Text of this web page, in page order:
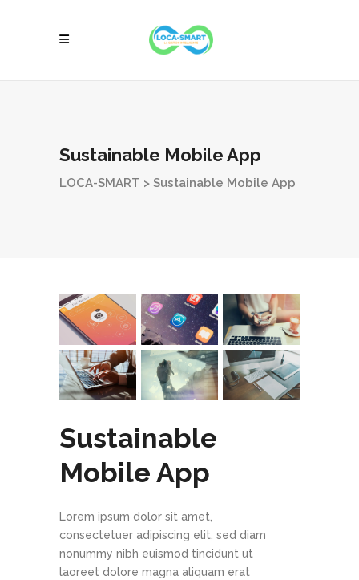
Sustainable Mobile App
LOCA-SMART > Sustainable Mobile App
Sustainable
Mobile App
Lorem ipsum dolor sit amet,
consectetuer adipiscing elit, sed diam
nonummy nibh euismod tincidunt ut
laoreet dolore magna aliquam erat